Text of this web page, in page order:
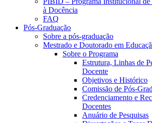
à Docência
FAQ
Pós-Graduação
Sobre a pós-graduação
Mestrado e Doutorado em
Sobre o Programa
Estrutura, Linhas de
Docente
Objetivos e Histórico
Comissão de Pós-
Credenciamento e
Docentes
Anuário de Pesquisas